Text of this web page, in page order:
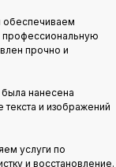
профессиональную
прочно и
была нанесена
и изображений
услуги по
и восстановление.